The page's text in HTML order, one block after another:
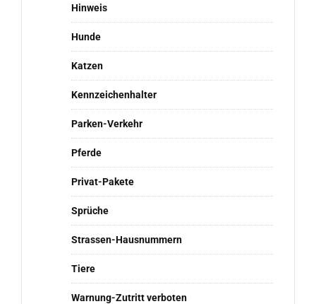
Hinweis
Hunde
Katzen
Kennzeichenhalter
Parken-Verkehr
Pferde
Privat-Pakete
Sprüche
Strassen-Hausnummern
Tiere
Warnung-Zutritt verboten